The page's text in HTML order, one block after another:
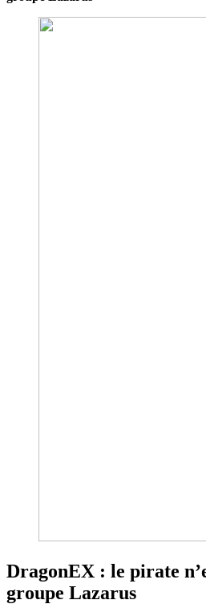
DragonEX : le pirate
groupe Lazarus